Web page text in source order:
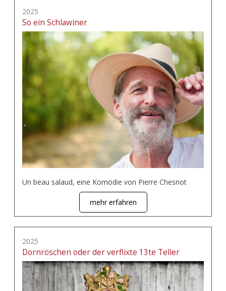
2025
So ein Schlawiner
Un beau salaud, eine Komödie von Pierre Chesnot
mehr erfahren
2025
Dornröschen oder der verflixte 13te Teller